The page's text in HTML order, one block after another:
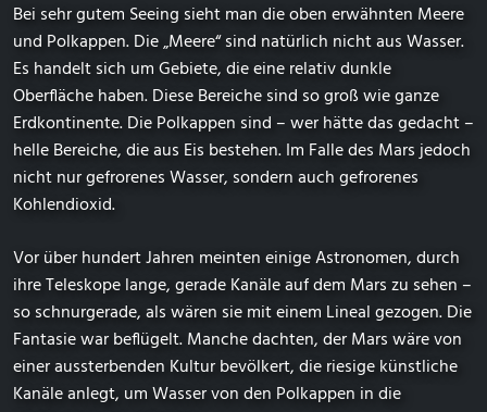
Bei sehr gutem Seeing sieht man die oben erwähnten Meere
und Polkappen. Die „Meere“ sind natürlich nicht aus Wasser.
Es handelt sich um Gebiete, die eine relativ dunkle
Oberfläche haben. Diese Bereiche sind so groß wie ganze
Erdkontinente. Die Polkappen sind – wer hätte das gedacht –
helle Bereiche, die aus Eis bestehen. Im Falle des Mars jedoch
nicht nur gefrorenes Wasser, sondern auch gefrorenes
Kohlendioxid.
Vor über hundert Jahren meinten einige Astronomen, durch
ihre Teleskope lange, gerade Kanäle auf dem Mars zu sehen –
so schnurgerade, als wären sie mit einem Lineal gezogen. Die
Fantasie war beflügelt. Manche dachten, der Mars wäre von
einer aussterbenden Kultur bevölkert, die riesige künstliche
Kanäle anlegt, um Wasser von den Polkappen in die